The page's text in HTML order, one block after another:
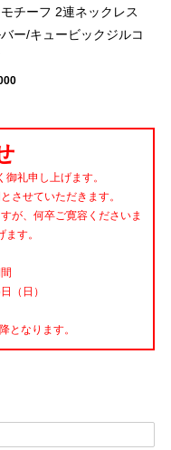
チーフ 2連ネックレス
ー/キュービックジルコ
礼申し上げます。
させていただきます。
が、何卒ご寛容くださいま
す。
（日）
となります。